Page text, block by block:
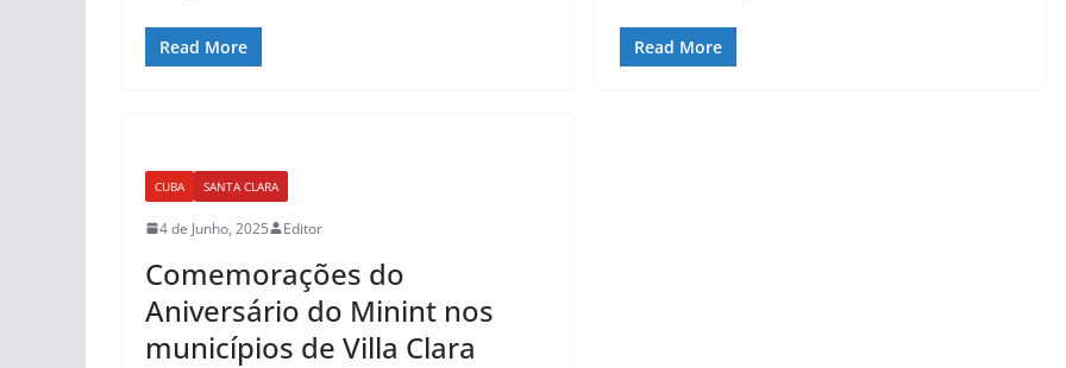
Read More Read More
CUBA SANTA CLARA
4 de Junho, 2025 Editor
Comemorações do
Aniversário do Minint nos
municípios de Villa Clara